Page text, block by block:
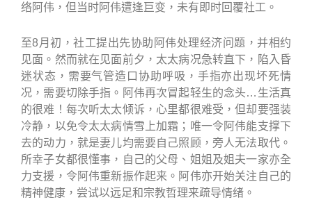
络阿伟，但当时阿伟遭逢巨变，未有即时回覆社工。
至8月初，社工提出先协助阿伟处理经济问题，并相约
见面。然而就在见面前夕，太太病况急转直下，陷入昏
迷状态，需要气管造口协助呼吸，手指亦出现坏死情
况，需要切除手指。阿伟再次冒起轻生的念头…生活真
的很难！每次听太太倾诉，心里都很难受，但却要强装
冷静，以免令太太病情雪上加霜；唯一令阿伟能支撑下
去的动力，就是妻儿均需要自己照顾，旁人无法取代。
所幸子女都很懂事，自己的父母、姐姐及姐夫一家亦全
力支援，令阿伟重新振作起来。阿伟亦开始关注自己的
精神健康，尝试以远足和宗教哲理来疏导情绪。